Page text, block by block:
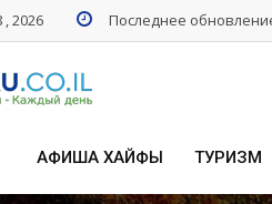
2026 Последнее
АФИША ХАЙФЫ ТУРИЗМ